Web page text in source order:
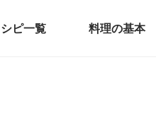
ピ一覧 料理の基本